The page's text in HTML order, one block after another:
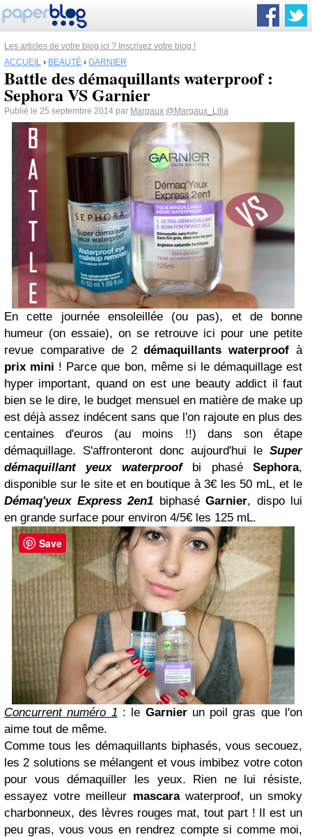
Les articles de votre blog ici ? Inscrivez votre blog !
ACCUEIL › BEAUTÉ › GARNIER
Battle des démaquillants waterproof :
Sephora VS Garnier
Publié le 25 septembre 2014 par Margaux @Margaux_Lilia
En cette journée ensoleillée (ou pas), et de bonne
humeur (on essaie), on se retrouve ici pour une petite
revue comparative de 2démaquillants waterproof à
prix mini ! Parce que bon, même si le démaquillage est
hyper important, quand on est une beauty addict il faut
bien se le dire, le budget mensuel en matière de make up
est déjà assez indécent sans que l'on rajoute en plus des
centaines d'euros (au moins !!) dans son étape
démaquillage. S'affronteront donc aujourd'hui le Super
démaquillant yeux waterproofbi phaséSephora,
disponible sur le site et en boutique à 3€ les 50 mL, et le
Démaq'yeux Express 2en1 biphasé Garnier, dispo lui
en grande surface pour environ 4/5€ les 125 mL.
Concurrent numéro 1 : le Garnierun poil gras que l'on
aime tout de même.
Comme tous les démaquillants biphasés, vous secouez,
les 2 solutions se mélangent et vous imbibez votre coton
pour vous démaquiller les yeux. Rien ne lui résiste,
essayez votre meilleur mascarawaterproof, un smoky
charbonneux, des lèvres rouges mat, tout part ! Il est un
peu gras, vous vous en rendrez compte si comme moi,
Save